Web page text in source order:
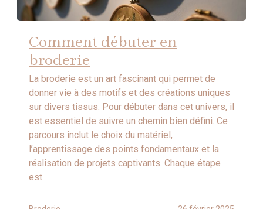
Comment débuter en
broderie
La broderie est un art fascinant qui permet de
donner vie à des motifs et des créations uniques
sur divers tissus. Pour débuter dans cet univers, il
est essentiel de suivre un chemin bien défini. Ce
parcours inclut le choix du matériel,
l’apprentissage des points fondamentaux et la
réalisation de projets captivants. Chaque étape
est